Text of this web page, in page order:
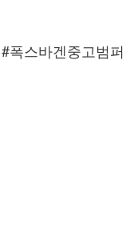
#폭스바겐중고범퍼